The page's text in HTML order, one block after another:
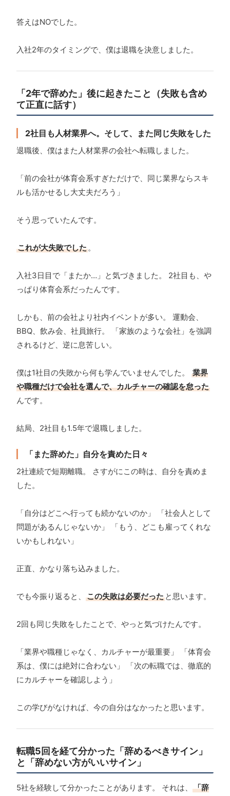
答えはNOでした。
入社2年のタイミングで、僕は退職を決意しました。
「2年で辞めた」後に起きたこと（失敗も含め
て正直に話す）
2社目も人材業界へ。そして、また同じ失敗をした
退職後、僕はまた人材業界の会社へ転職しました。
「前の会社が体育会系すぎただけで、同じ業界ならスキ
ルも活かせるし大丈夫だろう」
そう思っていたんです。
これが大失敗でした。
入社3日目で「またか…」と気づきました。 2社目も、や
っぱり体育会系だったんです。
しかも、前の会社より社内イベントが多い。 運動会、
BBQ、飲み会、社員旅行。 「家族のような会社」を強調
されるけど、逆に息苦しい。
僕は1社目の失敗から何も学んでいませんでした。
業界
や職種だけで会社を選んで、カルチャーの確認を怠った
んです。
結局、2社目も1.5年で退職しました。
「また辞めた」自分を責めた日々
2社連続で短期離職。 さすがにこの時は、自分を責めま
した。
「自分はどこへ行っても続かないのか」 「社会人として
問題があるんじゃないか」 「もう、どこも雇ってくれな
いかもしれない」
正直、かなり落ち込みました。
でも今振り返ると、 この失敗は必要だった と思います。
2回も同じ失敗をしたことで、やっと気づけたんです。
「業界や職種じゃなく、カルチャーが最重要」 「体育会
系は、僕には絶対に合わない」 「次の転職では、徹底的
にカルチャーを確認しよう」
この学びがなければ、今の自分はなかったと思います。
転職5回を経て分かった「辞めるべきサイン」
と「辞めない方がいいサイン」
5社を経験して分かったことがあります。 それは、
「辞